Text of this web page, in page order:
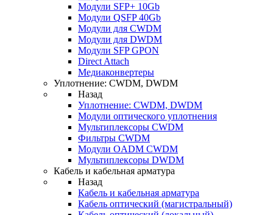
Модули SFP+ 10Gb
Модули QSFP 40Gb
Модули для CWDM
Модули для DWDM
Модули SFP GPON
Direct Attach
Медиаконвертеры
Уплотнение: CWDM, DWDM
Назад
Уплотнение: CWDM, DWDM
Модули оптического уплотнения
Мультиплексоры CWDM
Фильтры CWDM
Модули OADM CWDM
Мультиплексоры DWDM
Кабель и кабельная арматура
Назад
Кабель и кабельная арматура
Кабель оптический (магистральный)